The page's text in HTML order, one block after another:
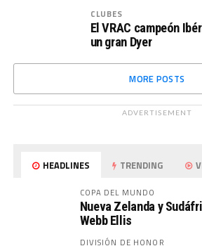
CLUBES
El VRAC campeón
un gran Dyer
MORE POSTS
ADVERTISEMENT
HEADLINES TRENDING
COPA DEL MUNDO
Nueva Zelanda y
Webb Ellis
DIVISIÓN DE HONOR